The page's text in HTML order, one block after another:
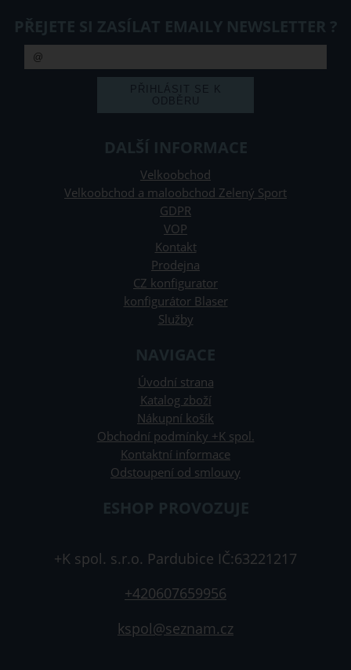
PŘEJETE SI ZASÍLAT EMAILY NEWSLETTER ?
DALŠÍ INFORMACE
Velkoobchod
Velkoobchod a maloobchod Zelený Sport
GDPR
VOP
Kontakt
Prodejna
CZ konfigurator
konfigurátor Blaser
Služby
NAVIGACE
Úvodní strana
Katalog zboží
Nákupní košík
Obchodní podmínky +K spol.
Kontaktní informace
Odstoupení od smlouvy
ESHOP PROVOZUJE
+K spol. s.r.o. Pardubice IČ:63221217
+420607659956
kspol@seznam.cz